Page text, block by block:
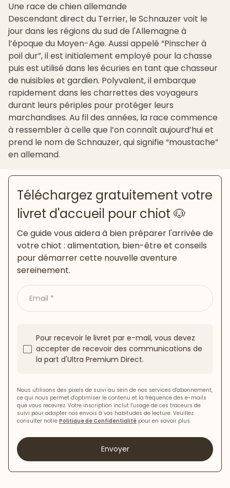
Une race de chien allemande
Descendant direct du Terrier, le Schnauzer voit le
jour dans les régions du sud de l'Allemagne à
l’époque du Moyen-Age. Aussi appelé “Pinscher à
poil dur”, il est initialement employé pour la chasse
puis est utilisé dans les écuries en tant que chasseur
de nuisibles et gardien. Polyvalent, il embarque
rapidement dans les charrettes des voyageurs
durant leurs périples pour protéger leurs
marchandises. Au fil des années, la race commence
à ressembler à celle que l’on connaît aujourd’hui et
prend le nom de Schnauzer, qui signifie “moustache”
en allemand.
Téléchargez gratuitement votre
livret d'accueil pour chiot 🐶
Ce guide vous aidera à bien préparer l'arrivée de
votre chiot : alimentation, bien-être et conseils
pour démarrer cette nouvelle aventure
sereinement.
Email
Pour recevoir le livret par e-mail, vous devez
accepter de recevoir des communications de
la part d'Ultra Premium Direct.
Nous utilisons des pixels de suivi au sein de nos services d'abonnement,
ce qui nous permet d'optimiser le contenu et la fréquence des e-mails
que vous recevrez. Votre inscription inclut l'usage de ces traceurs de
suivi pour adapter nos envois à vos habitudes de lecture. Veuillez
consulter notre Politique de Confidentialité pour en savoir plus.
Envoyer